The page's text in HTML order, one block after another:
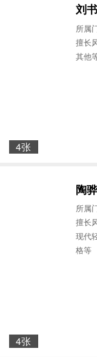
刘
所属
擅长
其他
4张
陶
所属
擅长
现代
格等
4张